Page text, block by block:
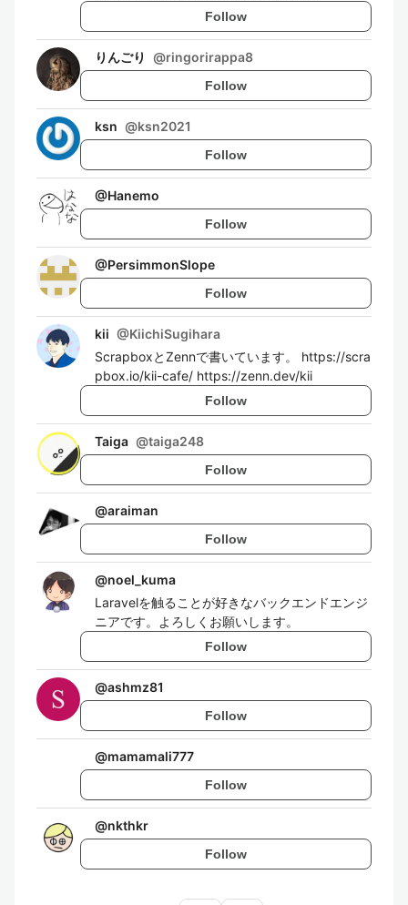
Follow
りんごり @ringorirappa8
Follow
ksn @ksn2021
Follow
@Hanemo
Follow
@PersimmonSlope
Follow
kii @KiichiSugihara
ScrapboxとZennで書いています。 https://scra
pbox.io/kii-cafe/ https://zenn.dev/kii
Follow
Taiga @taiga248
Follow
@araiman
Follow
@noel_kuma
Laravelを触ることが好きなバックエンドエンジ
ニアです。よろしくお願いします。
Follow
@ashmz81
Follow
@mamamali777
Follow
@nkthkr
Follow